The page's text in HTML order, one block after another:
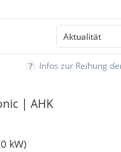
Infos zur Reihung
| AHK
kW)